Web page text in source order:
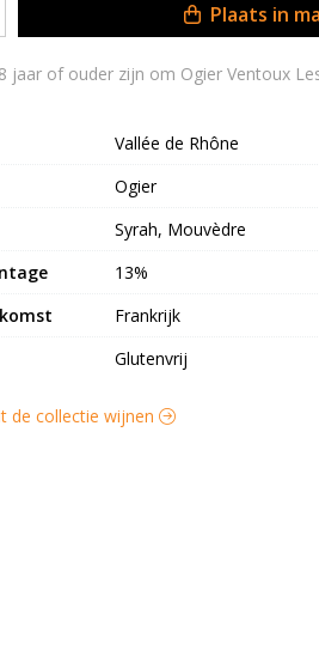
Plaats in
jaar of ouder zijn om Ogier Ventoux
Vallée de Rhône
Ogier
Syrah, Mouvèdre
13%
Frankrijk
Glutenvrij
de collectie wijnen